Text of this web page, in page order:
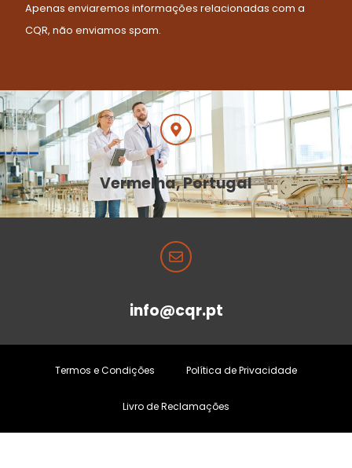
Apenas enviaremos informações relacionadas com a
CQR, não enviamos spam.
Vermelha, Portugal
info@cqr.pt
Termos e Condições Política de Privacidade
Livro de Reclamações